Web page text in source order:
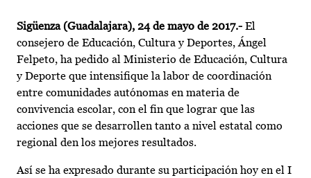
Sigüenza (Guadalajara), 24 de mayo de 2017.- El
consejero de Educación, Cultura y Deportes, Ángel
Felpeto, ha pedido al Ministerio de Educación, Cultura
y Deporte que intensifique la labor de coordinación
entre comunidades autónomas en materia de
convivencia escolar, con el fin que lograr que las
acciones que se desarrollen tanto a nivel estatal como
regional den los mejores resultados.
Así se ha expresado durante su participación hoy en el I